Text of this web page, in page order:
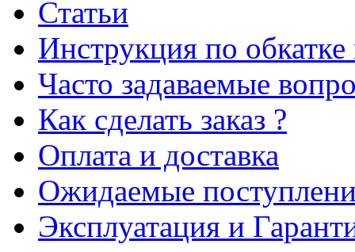
Статьи
Инструкция по
Часто задаваемые
Как сделать заказ ?
Оплата и доставка
Ожидаемые
Эксплуатация и